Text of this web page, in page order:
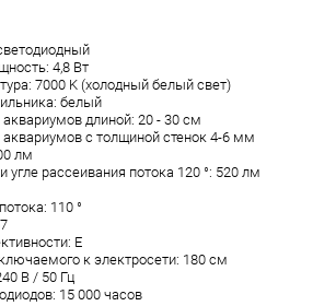
4,8 Вт
7000 K (холодный белый свет)
белый
аквариумов длиной: 20 - 30 см
аквариумов с толщиной стенок 4-6 мм
лм
угле рассеивания потока 120 °: 520 лм
110 °
E
к электросети: 180 см
В / 50 Гц
15 000 часов